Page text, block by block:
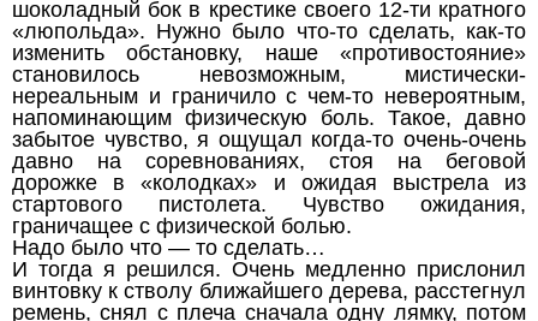
шоколадный бок в крестике своего 12-ти кратного
«люпольда». Нужно было что-то сделать, как-то
изменить обстановку, наше «противостояние»
становилось невозможным, мистически-
нереальным и граничило с чем-то невероятным,
напоминающим физическую боль. Такое, давно
забытое чувство, я ощущал когда-то очень-очень
давно на соревнованиях, стоя на беговой
дорожке в «колодках» и ожидая выстрела из
стартового пистолета. Чувство ожидания,
граничащее с физической болью.
Надо было что — то сделать…
И тогда я решился. Очень медленно прислонил
винтовку к стволу ближайшего дерева, расстегнул
ремень, снял с плеча сначала одну лямку, потом